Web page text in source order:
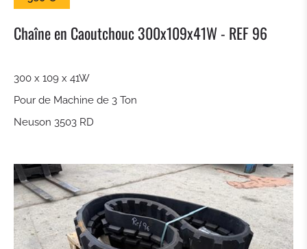
KROKODILGEBISS PINCE
GODET À CLAIRE VOIE
ATTACHE RAPIDE
TILTROTATEUR
GODET DE CURRAGE
GODET DE CURRAGE HYDR
Chaîne en Caoutchouc 300x109x41W - REF 96
300 x 109 x 41W
Pour de Machine de 3 Ton
Neuson 3503 RD